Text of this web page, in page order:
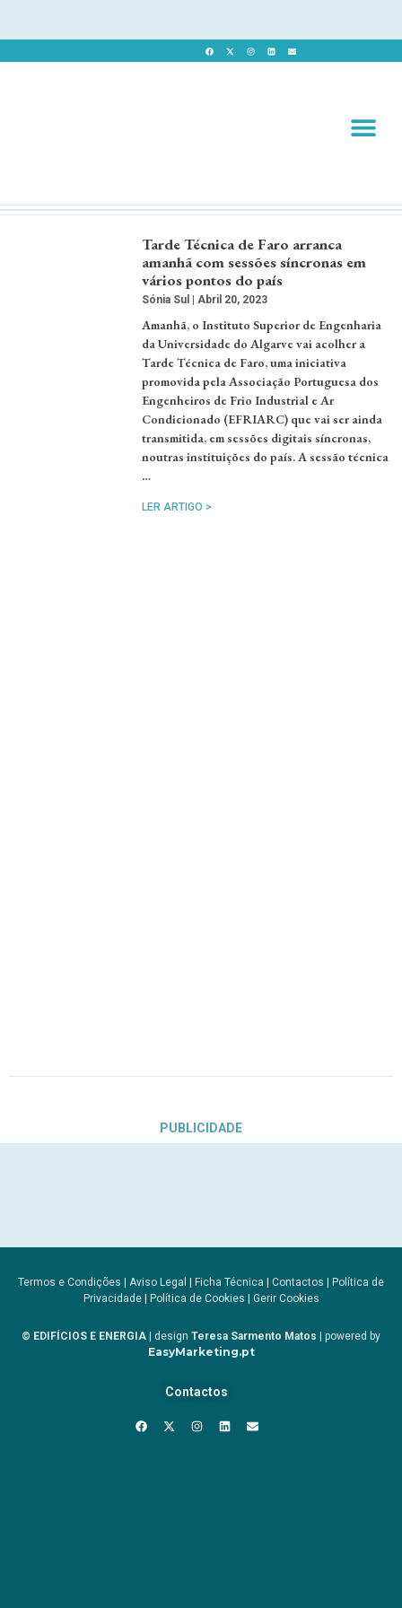
Tarde Técnica de Faro arranca
amanhã com sessões síncronas em
vários pontos do país
Sónia Sul Abril 20, 2023
Amanhã, o Instituto Superior de Engenharia
da Universidade do Algarve vai acolher a
Tarde Técnica de Faro, uma iniciativa
promovida pela Associação Portuguesa dos
Engenheiros de Frio Industrial e Ar
Condicionado (EFRIARC) que vai ser ainda
transmitida, em sessões digitais síncronas,
noutras instituições do país. A sessão técnica
…
LER ARTIGO >
PUBLICIDADE
Termos e Condições | Aviso Legal | Ficha Técnica | Contactos | Política de
Privacidade| Política de Cookies | Gerir Cookies
© EDIFÍCIOS E ENERGIA | design Teresa Sarmento Matos | powered by
EasyMarketing.pt
Contactos